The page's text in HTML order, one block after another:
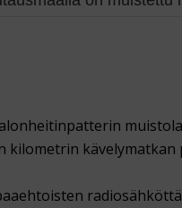
kilometrin kävelymatkan